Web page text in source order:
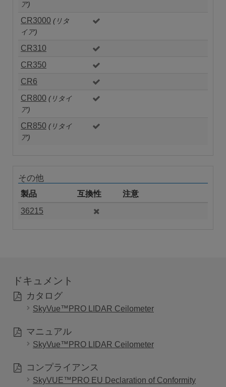
ア)
CR3000 (リタ
イア)
CR310
CR350
CR6
CR800 (リタイ
ア)
CR850 (リタイ
ア)
その他
製品 互換性
注意
36215
ドキュメント
カタログ
SkyVue™PRO LIDAR Ceilometer
マニュアル
SkyVue™PRO LIDAR Ceilometer
コンプライアンス
SkyVUE™PRO EU Declaration of Conformity